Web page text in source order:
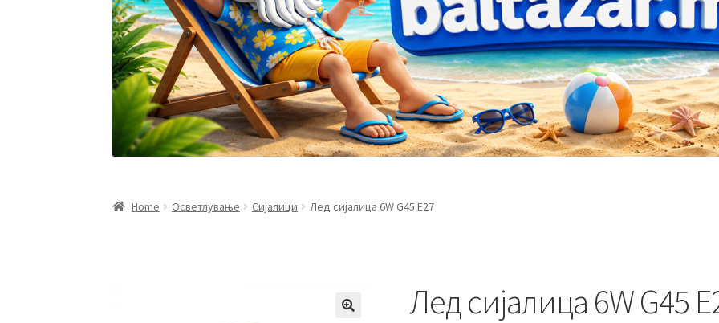
Home Осветлување Сијалици Лед сијалица 6W G45 Е27
Лед сијалица 6W G45